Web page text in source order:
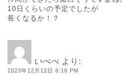
10日くらいの予定でしたが
長くなるか！？
いぺぺ より:
2023年12月12日 6:16 PM